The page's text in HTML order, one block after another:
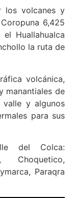
los volcanes y
6,425
el Huallahualca
la ruta de
volcánica,
manantiales de
valle y algunos
para sus
del Colca:
Choquetico,
Paraqra